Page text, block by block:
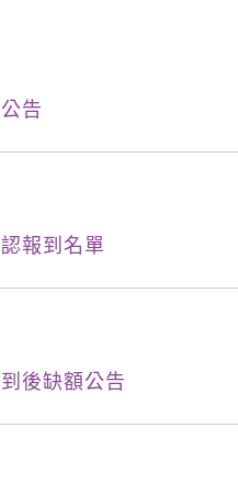
告
報到名單
後缺額公告